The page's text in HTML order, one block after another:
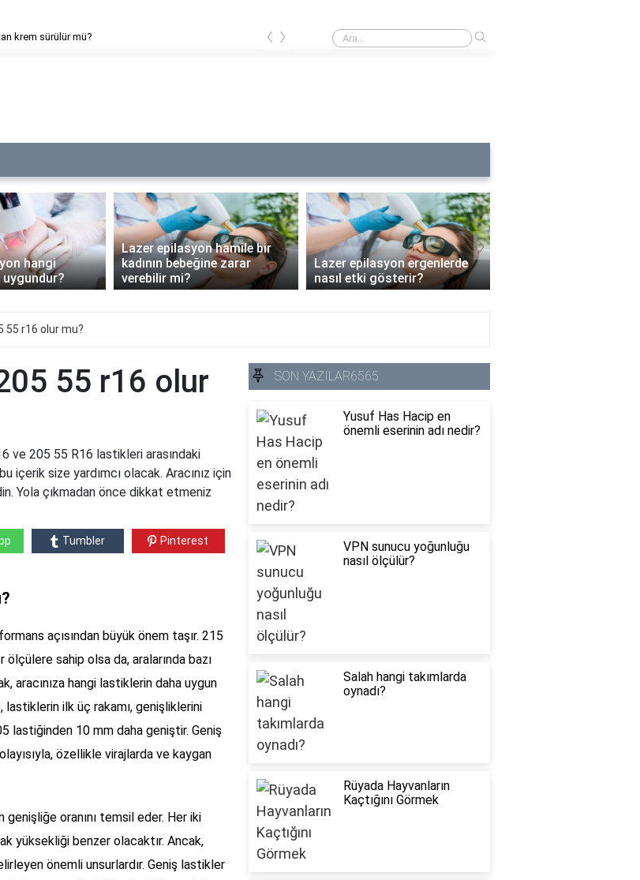
mü? Lazer epilasyon alerjisine ne iyi gelir?
‹ ›
hangi
Lazer epilasyon hamile bir
kadının bebeğine zarar
verebilir mi?
Lazer epilasyon ergenlerde
nasıl etki gösterir?
›
55 r16 olur mu?
55 r16 olur
ve 205 55 R16 lastikleri arasındaki
içerik size yardımcı olacak. Aracınız için
Yola çıkmadan önce dikkat etmeniz
Tumbler Pinterest
açısından büyük önem taşır. 215
sahip olsa da, aralarında bazı
aracınıza hangi lastiklerin daha uygun
lastiklerin ilk üç rakamı, genişliklerini
lastiğinden 10 mm daha geniştir. Geniş
özellikle virajlarda ve kaygan
genişliğe oranını temsil eder. Her iki
yüksekliği benzer olacaktır. Ancak,
önemli unsurlardır. Geniş lastikler
SON YAZILAR6565
Yusuf Has Hacip en
önemli eserinin adı nedir?
VPN sunucu yoğunluğu
nasıl ölçülür?
Salah hangi takımlarda
oynadı?
Rüyada Hayvanların
Kaçtığını Görmek